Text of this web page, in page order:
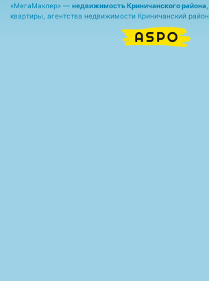
«МегаМаклер» — недвижимость Криничанского района
квартиры, агентства недвижимости Криничанский район